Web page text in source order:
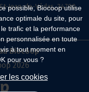
possible, Biocoop utilise
optimale du site, pour
trafic et la performance
personnalisée en toute
à tout moment en
pour vous ?
les cookies
Jean-de-Védas, 34790
Biocoop
2026